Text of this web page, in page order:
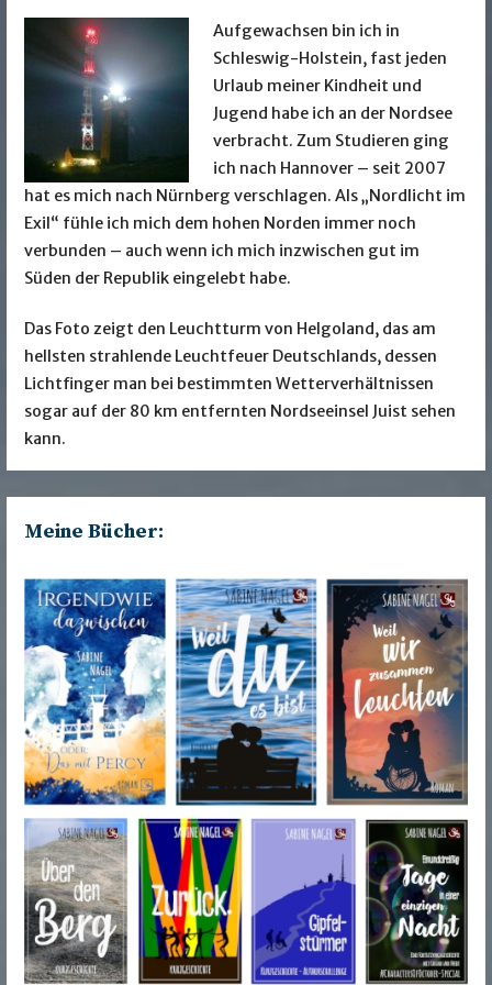
Aufgewachsen bin ich in
Schleswig-Holstein, fast jeden
Urlaub meiner Kindheit und
Jugend habe ich an der Nordsee
verbracht. Zum Studieren ging
ich nach Hannover – seit 2007
hat es mich nach Nürnberg verschlagen. Als „Nordlicht im
Exil“ fühle ich mich dem hohen Norden immer noch
verbunden – auch wenn ich mich inzwischen gut im
Süden der Republik eingelebt habe.
Das Foto zeigt den Leuchtturm von Helgoland, das am
hellsten strahlende Leuchtfeuer Deutschlands, dessen
Lichtfinger man bei bestimmten Wetterverhältnissen
sogar auf der 80 km entfernten Nordseeinsel Juist sehen
kann.
Meine Bücher: